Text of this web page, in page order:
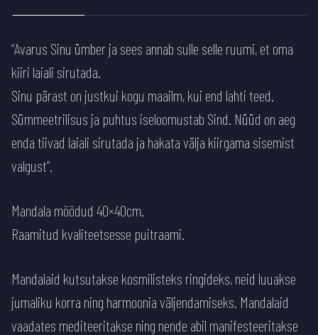
“Avarus Sinu ümber ja sees annab sulle selle ruumi, et oma
kiiri laiali sirutada.
Sinu pärast on justkui kogu maailm, kui end lahti teed.
Sümmeetrilisus ja puhtus iseloomustab Sind. Nüüd on aeg
enda tiivad laiali sirutada ja hakata välja kiirgama sisemist
valgust”.
Mandala mõõdud 40×40cm.
Raamitud kvaliteetsesse puitraami.
Mandalaid kutsutakse kosmilisteks ringideks, neid luuakse
jumaliku korra ning harmoonia väljendamiseks. Mandalaid
vaadates mediteeritakse ning nende abil manifesteeritakse